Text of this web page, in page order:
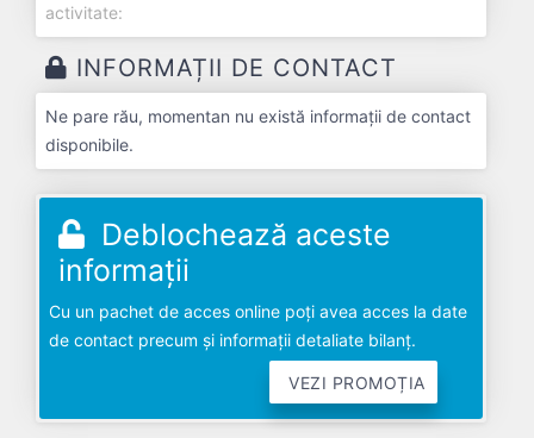
activitate:
INFORMAȚII DE CONTACT
Ne pare rău, momentan nu există informații de contact
disponibile.
Deblochează aceste
informații
Cu un pachet de acces online poți avea acces la date
de contact precum și informații detaliate bilanț.
VEZI PROMOȚIA